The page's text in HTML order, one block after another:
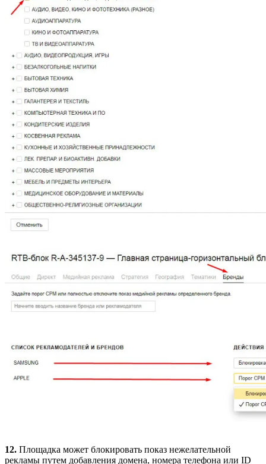
12. Площадка может блокировать показ нежелательной
рекламы путем добавления домена, номера телефона или ID